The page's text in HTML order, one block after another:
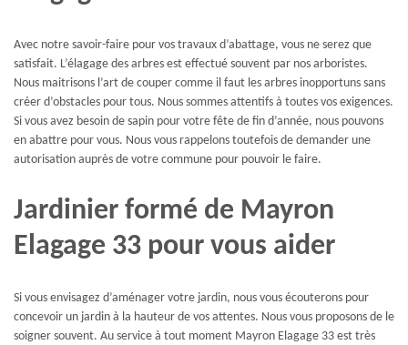
Avec notre savoir-faire pour vos travaux d’abattage, vous ne serez que
satisfait. L’élagage des arbres est effectué souvent par nos arboristes.
Nous maitrisons l’art de couper comme il faut les arbres inopportuns sans
créer d’obstacles pour tous. Nous sommes attentifs à toutes vos exigences.
Si vous avez besoin de sapin pour votre fête de fin d’année, nous pouvons
en abattre pour vous. Nous vous rappelons toutefois de demander une
autorisation auprès de votre commune pour pouvoir le faire.
Jardinier formé de Mayron
Elagage 33 pour vous aider
Si vous envisagez d’aménager votre jardin, nous vous écouterons pour
concevoir un jardin à la hauteur de vos attentes. Nous vous proposons de le
soigner souvent. Au service à tout moment Mayron Elagage 33 est très